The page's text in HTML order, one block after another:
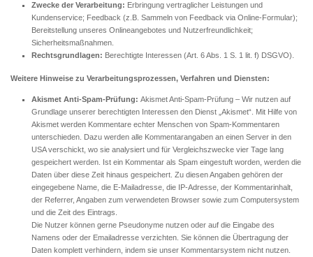
Zwecke der Verarbeitung: Erbringung vertraglicher Leistungen und
Kundenservice; Feedback (z.B. Sammeln von Feedback via Online-Formular);
Bereitstellung unseres Onlineangebotes und Nutzerfreundlichkeit;
Sicherheitsmaßnahmen.
Rechtsgrundlagen: Berechtigte Interessen (Art. 6 Abs. 1 S. 1 lit. f) DSGVO).
Weitere Hinweise zu Verarbeitungsprozessen, Verfahren und Diensten:
Akismet Anti-Spam-Prüfung: Akismet Anti-Spam-Prüfung – Wir nutzen auf
Grundlage unserer berechtigten Interessen den Dienst „Akismet“. Mit Hilfe von
Akismet werden Kommentare echter Menschen von Spam-Kommentaren
unterschieden. Dazu werden alle Kommentarangaben an einen Server in den
USA verschickt, wo sie analysiert und für Vergleichszwecke vier Tage lang
gespeichert werden. Ist ein Kommentar als Spam eingestuft worden, werden die
Daten über diese Zeit hinaus gespeichert. Zu diesen Angaben gehören der
eingegebene Name, die E-Mailadresse, die IP-Adresse, der Kommentarinhalt,
der Referrer, Angaben zum verwendeten Browser sowie zum Computersystem
und die Zeit des Eintrags.
Die Nutzer können gerne Pseudonyme nutzen oder auf die Eingabe des
Namens oder der Emailadresse verzichten. Sie können die Übertragung der
Daten komplett verhindern, indem sie unser Kommentarsystem nicht nutzen.